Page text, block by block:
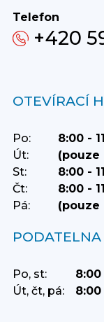
Telefon
+420
OTEVÍRACÍ
Po:
8:00 -
Út:
(pouze
St:
8:00 -
Čt:
8:00 -
Pá:
(pouze
PODATELNA
Po, st:
8:00
Út, čt, pá:
8:00